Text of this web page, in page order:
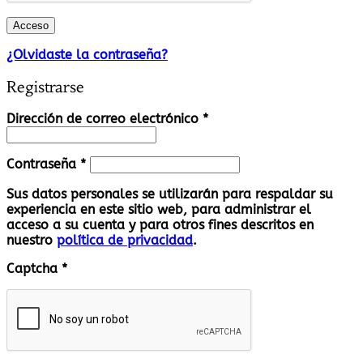
Acceso
¿Olvidaste la contraseña?
Registrarse
Dirección de correo electrónico *Obligatorio
Contraseña *Obligatorio
Sus datos personales se utilizarán para respaldar su
experiencia en este sitio web, para administrar el
acceso a su cuenta y para otros fines descritos en
nuestro política de privacidad.
Captcha *